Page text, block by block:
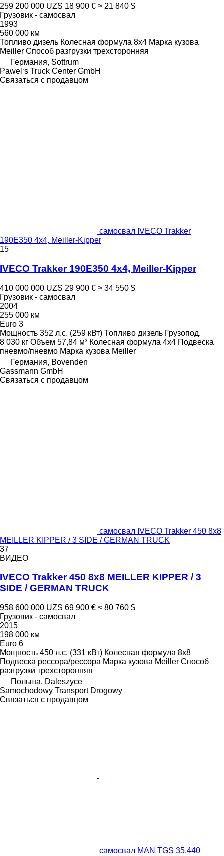
259 200 000 UZS 18 900 € ≈ 21 840 $
Грузовик - самосвал
1993
560 000 км
Топливо дизель Колесная формула 8x4 Марка кузова
Meiller Способ разгрузки трехсторонняя
Германия, Sottrum
Pawel‘s Truck Center GmbH
Связаться с продавцом
самосвал IVECO Trakker
190E350 4x4, Meiller-Kipper
15
IVECO Trakker 190E350 4x4, Meiller-Kipper
410 000 000 UZS 29 900 € ≈ 34 550 $
Грузовик - самосвал
2004
255 000 км
Euro 3
Мощность 352 л.с. (259 кВт) Топливо дизель Грузопод.
8 030 кг Объем 57,84 м³ Колесная формула 4x4 Подвеска
пневмо/пневмо Марка кузова Meiller
Германия, Bovenden
Gassmann GmbH
Связаться с продавцом
самосвал IVECO Trakker 450 8x8
MEILLER KIPPER / 3 SIDE / GERMAN TRUCK
37
ВИДЕО
IVECO Trakker 450 8x8 MEILLER KIPPER / 3
SIDE / GERMAN TRUCK
958 600 000 UZS 69 900 € ≈ 80 760 $
Грузовик - самосвал
2015
198 000 км
Euro 6
Мощность 450 л.с. (331 кВт) Колесная формула 8x8
Подвеска рессора/рессора Марка кузова Meiller Способ
разгрузки трехсторонняя
Польша, Daleszyce
Samochodowy Transport Drogowy
Связаться с продавцом
самосвал MAN TGS 35.440